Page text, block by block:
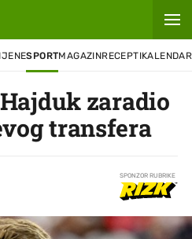
SPORTMAGAZINRECEPTIKALENDAR
zaradio
transfera
SPONZOR RUBRIKE